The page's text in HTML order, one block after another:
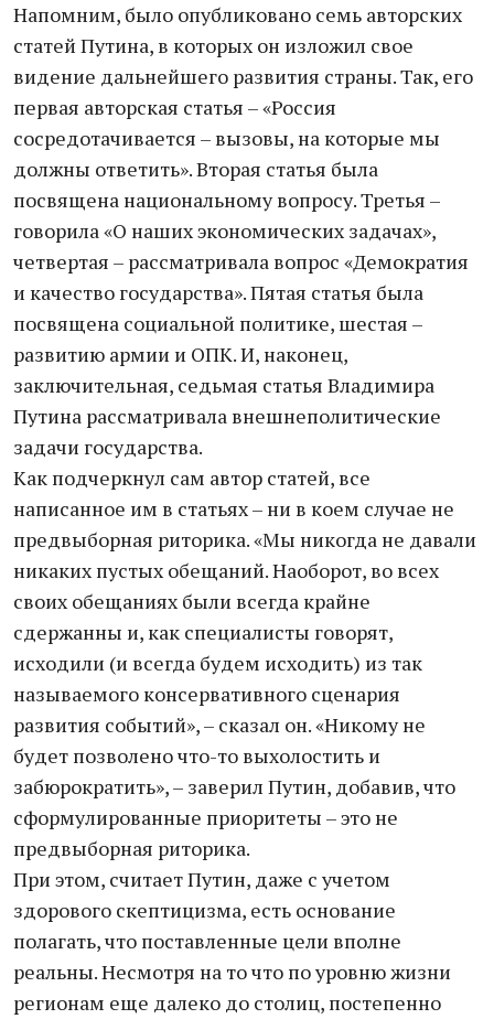
Напомним, было опубликовано семь авторских
статей Путина, в которых он изложил свое
видение дальнейшего развития страны. Так, его
первая авторская статья – «Россия
сосредотачивается – вызовы, на которые мы
должны ответить». Вторая статья была
посвящена национальному вопросу. Третья –
говорила «О наших экономических задачах»,
четвертая – рассматривала вопрос «Демократия
и качество государства». Пятая статья была
посвящена социальной политике, шестая –
развитию армии и ОПК. И, наконец,
заключительная, седьмая статья Владимира
Путина рассматривала внешнеполитические
задачи государства.
Как подчеркнул сам автор статей, все
написанное им в статьях – ни в коем случае не
предвыборная риторика. «Мы никогда не давали
никаких пустых обещаний. Наоборот, во всех
своих обещаниях были всегда крайне
сдержанны и, как специалисты говорят,
исходили (и всегда будем исходить) из так
называемого консервативного сценария
развития событий», – сказал он. «Никому не
будет позволено что-то выхолостить и
забюрократить», – заверил Путин, добавив, что
сформулированные приоритеты – это не
предвыборная риторика.
При этом, считает Путин, даже с учетом
здорового скептицизма, есть основание
полагать, что поставленные цели вполне
реальны. Несмотря на то что по уровню жизни
регионам еще далеко до столиц, постепенно